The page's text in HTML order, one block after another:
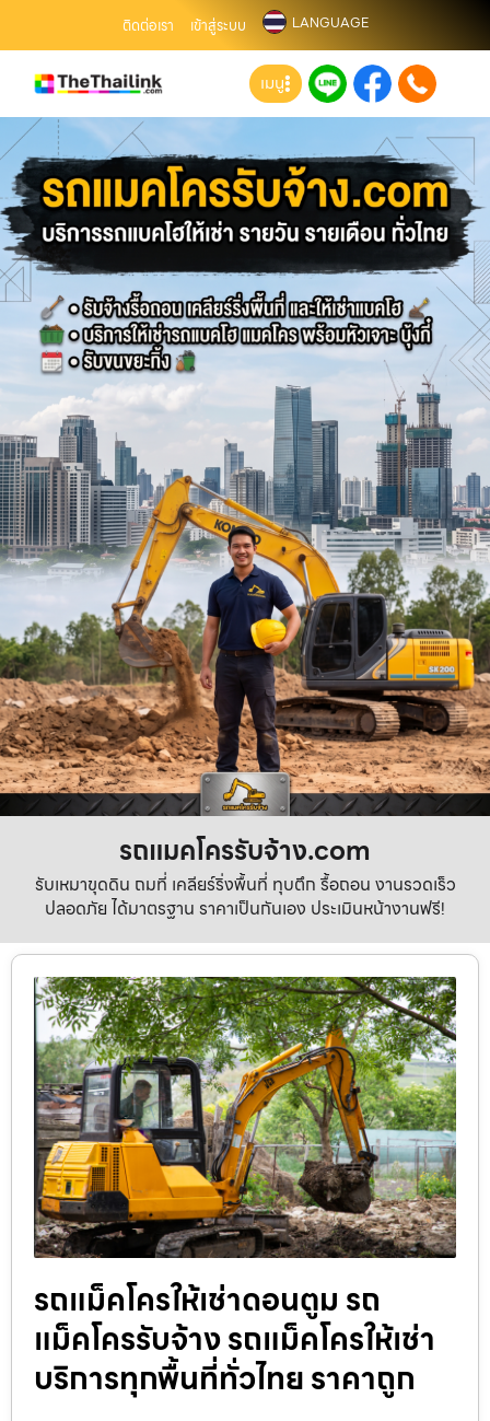
ติดต่อเรา เข้าสู่ระบบ LANGUAGE
เมนู
รถแมคโครรับจ้าง.com
รับเหมาขุดดิน ถมที่ เคลียร์ริ่งพื้นที่ ทุบตึก รื้อถอน งานรวดเร็ว
ปลอดภัย ได้มาตรฐาน ราคาเป็นกันเอง ประเมินหน้างานฟรี!
รถแม็คโครให้เช่าดอนตูม รถ
แม็คโครรับจ้าง รถแม็คโครให้เช่า
บริการทุกพื้นที่ทั่วไทย ราคาถูก